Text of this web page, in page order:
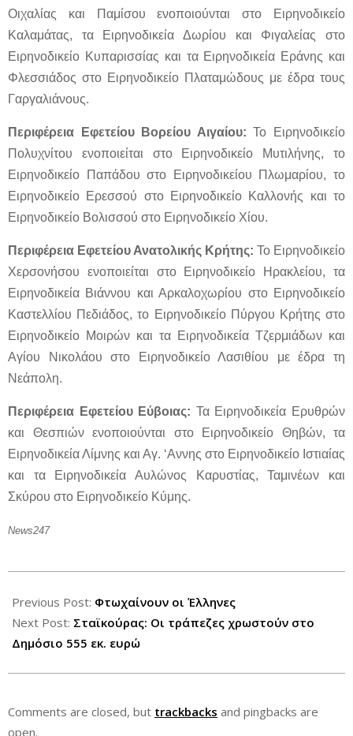
Οιχαλίας και Παμίσου ενοποιούνται στο Ειρηνοδικείο
Καλαμάτας, τα Ειρηνοδικεία Δωρίου και Φιγαλείας στο
Ειρηνοδικείο Κυπαρισσίας και τα Ειρηνοδικεία Εράνης και
Φλεσσιάδος στο Ειρηνοδικείο Πλαταμώδους με έδρα τους
Γαργαλιάνους.
Περιφέρεια Εφετείου Βορείου Αιγαίου:Το Ειρηνοδικείο
Πολυχνίτου ενοποιείται στο Ειρηνοδικείο Μυτιλήνης, το
Ειρηνοδικείο Παπάδου στο Ειρηνοδικείου Πλωμαρίου, το
Ειρηνοδικείο Ερεσσού στο Ειρηνοδικείο Καλλονής και το
Ειρηνοδικείο Βολισσού στο Ειρηνοδικείο Χίου.
Περιφέρεια Εφετείου Ανατολικής Κρήτης: Το Ειρηνοδικείο
Χερσονήσου ενοποιείται στο Ειρηνοδικείο Ηρακλείου, τα
Ειρηνοδικεία Βιάννου και Αρκαλοχωρίου στο Ειρηνοδικείο
Καστελλίου Πεδιάδος, το Ειρηνοδικείο Πύργου Κρήτης στο
Ειρηνοδικείο Μοιρών και τα Ειρηνοδικεία Τζερμιάδων και
Αγίου Νικολάου στο Ειρηνοδικείο Λασιθίου με έδρα τη
Νεάπολη.
Περιφέρεια Εφετείου Εύβοιας: Τα Ειρηνοδικεία Ερυθρών
και Θεσπιών ενοποιούνται στο Ειρηνοδικείο Θηβών, τα
Ειρηνοδικεία Λίμνης και Αγ. ‘Αννης στο Ειρηνοδικείο Ιστιαίας
και τα Ειρηνοδικεία Αυλώνος Καρυστίας, Ταμινέων και
Σκύρου στο Ειρηνοδικείο Κύμης.
News247
09-
03
Previous Post: Φτωχαίνουν οι Έλληνες
Next Post: Σταϊκούρας: Οι τράπεζες χρωστούν στο
Δημόσιο 555 εκ. ευρώ
Comments are closed, but trackbacks and pingbacks are
open.